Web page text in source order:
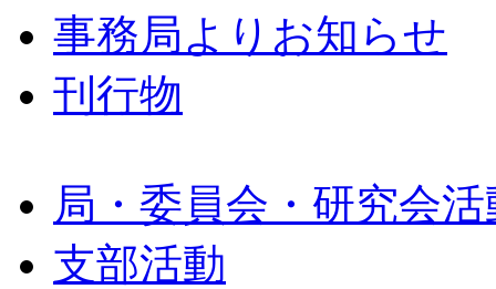
事務局よりお知らせ
刊行物
局・委員会・研究会
支部活動